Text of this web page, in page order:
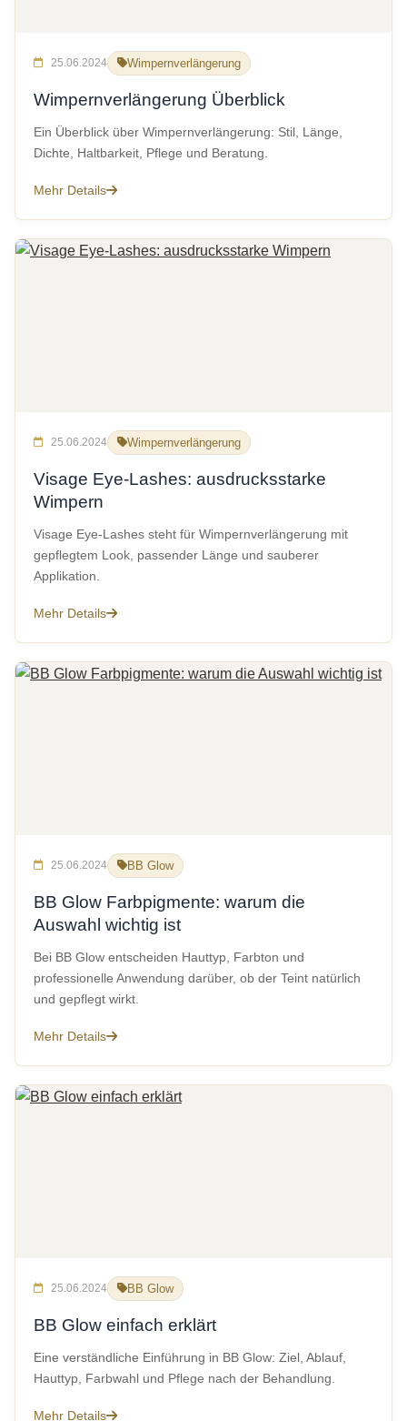
25.06.2024 Wimpernverlängerung
Wimpernverlängerung Überblick
Ein Überblick über Wimpernverlängerung: Stil, Länge,
Dichte, Haltbarkeit, Pflege und Beratung.
Mehr Details
25.06.2024 Wimpernverlängerung
Visage Eye-Lashes: ausdrucksstarke
Wimpern
Visage Eye-Lashes steht für Wimpernverlängerung mit
gepflegtem Look, passender Länge und sauberer
Applikation.
Mehr Details
25.06.2024 BB Glow
BB Glow Farbpigmente: warum die
Auswahl wichtig ist
Bei BB Glow entscheiden Hauttyp, Farbton und
professionelle Anwendung darüber, ob der Teint natürlich
und gepflegt wirkt.
Mehr Details
25.06.2024 BB Glow
BB Glow einfach erklärt
Eine verständliche Einführung in BB Glow: Ziel, Ablauf,
Hauttyp, Farbwahl und Pflege nach der Behandlung.
Mehr Details